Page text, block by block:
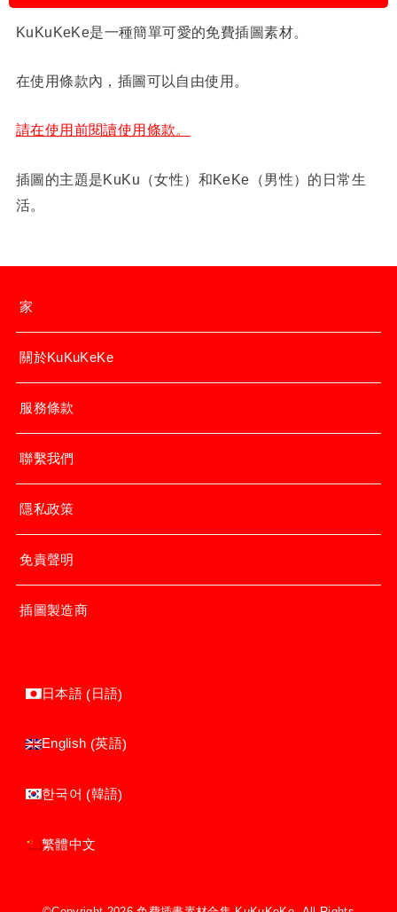
KuKuKeKe是一種簡單可愛的免費插圖素材。
在使用條款內，插圖可以自由使用。
請在使用前閱讀使用條款。
插圖的主題是KuKu（女性）和KeKe（男性）的日常生
活。
家
關於KuKuKeKe
服務條款
聯繫我們
隱私政策
免責聲明
插圖製造商
日本語 (日語)
English (英語)
한국어 (韓語)
繁體中文